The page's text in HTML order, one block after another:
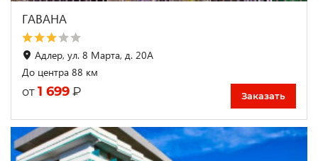
ГАВАНА
Адлер, ул. 8 Марта, д. 20А
До центра 88 км
от 1 699 ₽ Заказать